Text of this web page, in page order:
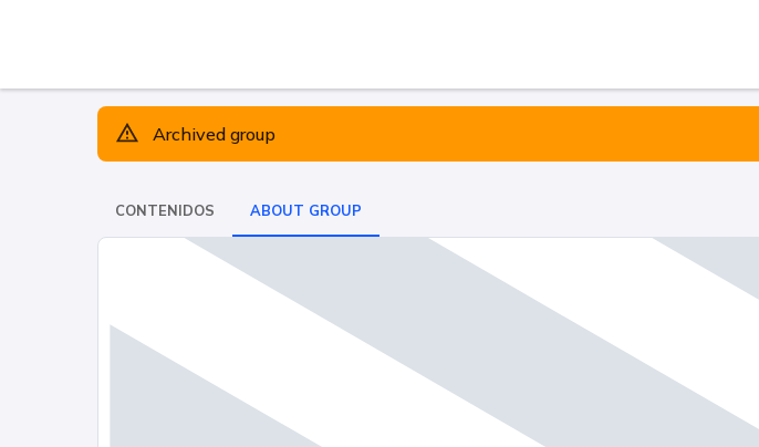
Archived group
CONTENIDOS ABOUT GROUP